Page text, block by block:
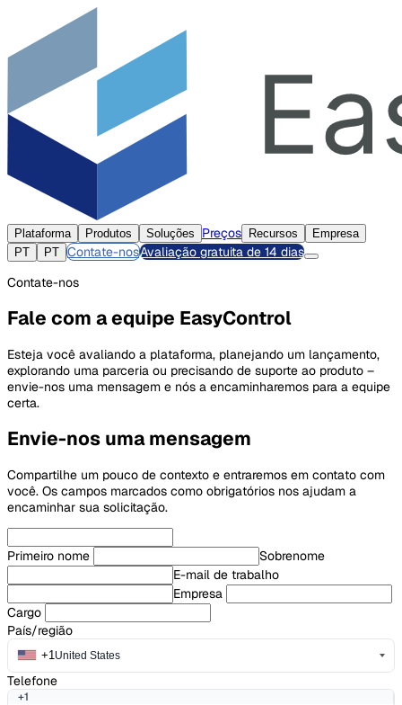
Plataforma Produtos Soluções Preços Recursos
Empresa
PT
PT Contate-nosAvaliação gratuita de 14 dias
Contate-nos
Fale com a equipe EasyControl
Esteja você avaliando a plataforma, planejando um lançamento,
explorando uma parceria ou precisando de suporte ao produto –
envie-nos uma mensagem e nós a encaminharemos para a equipe
certa.
Envie-nos uma mensagem
Compartilhe um pouco de contexto e entraremos em contato com
você. Os campos marcados como obrigatórios nos ajudam a
encaminhar sua solicitação.
Primeiro nome
Sobrenome
E-mail de trabalho
Empresa
Cargo
País/região
+1United States
Telefone
+1